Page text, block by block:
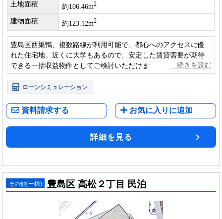
土地面積 約106.46m2
建物面積 約123.12m2
豊島区西巣鴨、複数路線が利用可能で、都心へのアクセスに優
れた住宅地。近くに大学もあるので、安定した賃貸需要が期待
できる一括収益物件としてご検討いただけます。
ローンシミュレーション
資料請求する お気に入りに追加
詳細を見る
その他(一棟) 豊島区 高松２丁目 民泊